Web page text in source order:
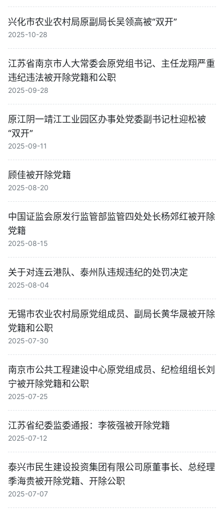
兴化市农业农村局原副局长吴领高被“双开”
2025-10-28
江苏省南京市人大常委会原党组书记、主任龙翔严重
违纪违法被开除党籍和公职
2025-09-28
原江阴一靖江工业园区办事处党委副书记杜迎松被
“双开”
2025-09-11
顾佳被开除党籍
2025-08-20
中国证监会原发行监管部监管四处处长杨郊红被开除
党籍
2025-08-15
关于对连云港队、泰州队违规违纪的处罚决定
2025-08-04
无锡市农业农村局原党组成员、副局长黄华晟被开除
党籍和公职
2025-07-30
南京市公共工程建设中心原党组成员、纪检组组长刘
宁被开除党籍和公职
2025-07-25
江苏省纪委监委通报：李筱强被开除党籍
2025-07-12
泰兴市民生建设投资集团有限公司原董事长、总经理
季海贵被开除党籍、开除公职
2025-07-07